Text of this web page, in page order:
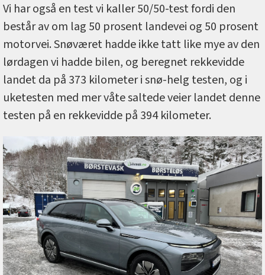
Vi har også en test vi kaller 50/50-test fordi den
består av om lag 50 prosent landevei og 50 prosent
motorvei. Snøværet hadde ikke tatt like mye av den
lørdagen vi hadde bilen, og beregnet rekkevidde
landet da på 373 kilometer i snø-helg testen, og i
uketesten med mer våte saltede veier landet denne
testen på en rekkevidde på 394 kilometer.